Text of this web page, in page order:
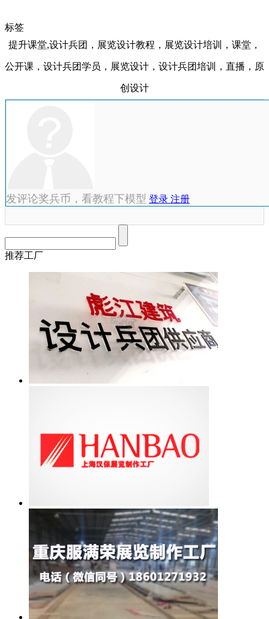
标签
提升课堂,设计兵团，展览设计教程，展览设计培训，课堂，
公开课，设计兵团学员，展览设计，设计兵团培训，直播，原
创设计
发评论奖兵币，看教程下模型 登录 注册
推荐工厂